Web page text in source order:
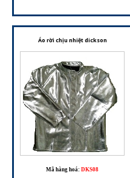
Áo rời chịu nhiệt dickson
Mã hàng hoá: DKS08